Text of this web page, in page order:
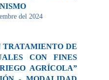
del 2024
TRATAMIENTO DE
CON FINES
AGRÍCOLA”